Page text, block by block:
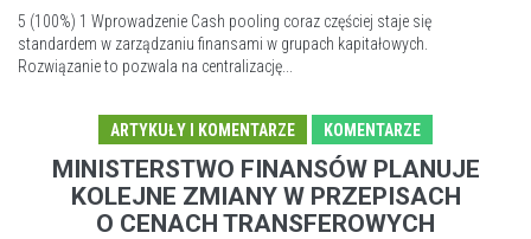
5 (100%) 1 Wprowadzenie Cash pooling coraz częściej staje się
standardem w zarządzaniu finansami w grupach kapitałowych.
Rozwiązanie to pozwala na centralizację...
ARTYKUŁY I KOMENTARZE KOMENTARZE
MINISTERSTWO FINANSÓW PLANUJE
KOLEJNE ZMIANY W PRZEPISACH
O CENACH TRANSFEROWYCH